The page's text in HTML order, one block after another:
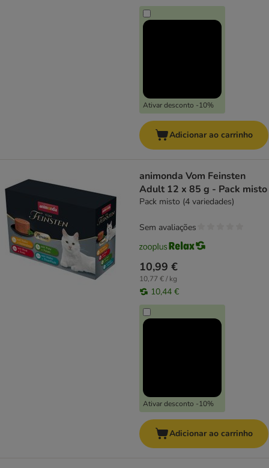
Ativar desconto -10%
Adicionar ao carrinho
animonda Vom Feinsten
Adult 12 x 85 g - Pack misto
Pack misto (4 variedades)
10,99 €
10,77 € / kg
10,44 €
Ativar desconto -10%
Sem avaliações
Adicionar ao carrinho